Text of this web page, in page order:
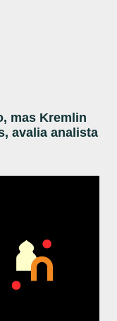
mas Kremlin
avalia analista